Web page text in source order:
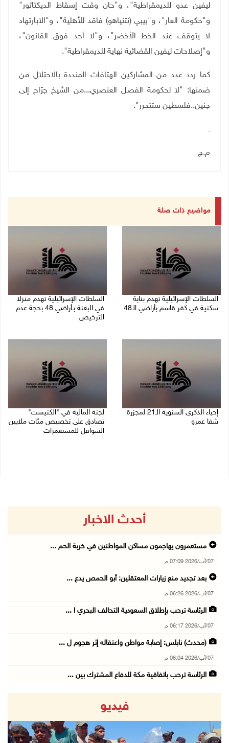
ليفين عدو للديمقراطية"، و"حان وقت إسقاط الديكتاتور"
و"حكومة العار"، و"بيبي (نتنياهو) فاقد للأهلية"، و"الابارتهاد
لا يتوقف عند الخط الأخضر"، و"لا أحد فوق القانون"،
و"إصلاحات ليفين القضائية نهاية للديمقراطية".
كما ردد عدد من المشاركين الهتافات المنددة بالاحتلال من
ضمنها: "لا لحكومة الفصل العنصري...من الشيخ جرّاح إلى
جنين..فلسطين ستتحرر".
ــ
م.ج
مواضيع ذات صلة
السلطات الإسرائيلية تهدم بناية
سكنية في كفر قاسم بأراضي الـ48
السلطات الإسرائيلية تهدم منزلا
في البعنة بـأراضي 48 بحجة عدم
الترخيص
إحياء الذكرى السنوية الـ21 لمجزرة
شفا عمرو
لجنة المالية في "الكنيست"
تصادق على تخصيص مئات ملايين
الشواقل للمستعمرات
أحدث الاخبار
مستعمرون يهاجمون مساكن المواطنين في خربة الحم ...
07/آب/2026 07:09 م
بعد تجديد منع زيارات المعتقلين: أبو الحمص يدع ...
07/آب/2026 06:26 م
الرئاسة ترحب بإطلاق السعودية التحالف البحري ا ...
07/آب/2026 06:17 م
(محدث) نابلس: إصابة مواطن واعتقاله إثر هجوم ل ...
07/آب/2026 06:04 م
الرئاسة ترحب باتفاقية مكة للدفاع المشترك بين ...
07/آب/2026 04:57 م
بيروت: اللجنة الفنية للمجلس الوطني تناقش التر ...
فيديو